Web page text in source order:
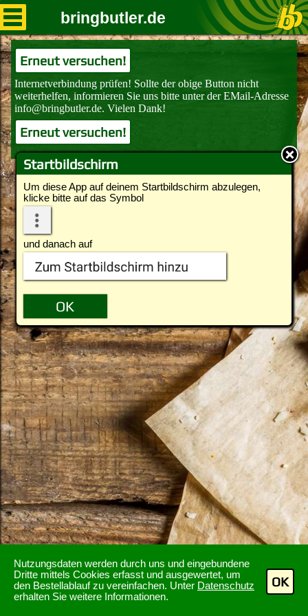
Nutzungsdaten werden durch uns und eingebundene
Dritte mittels Cookies erfasst und ausgewertet, um
den Bestellablauf zu vereinfachen. Unter Datenschutz
erhalten Sie weitere Informationen.
OK
Startbildschirm
Um diese App auf deinem Startbildschirm abzulegen,
klicke bitte auf das Symbol
und danach auf
bringbutler.de
Erneut versuchen!
Erneut versuchen!